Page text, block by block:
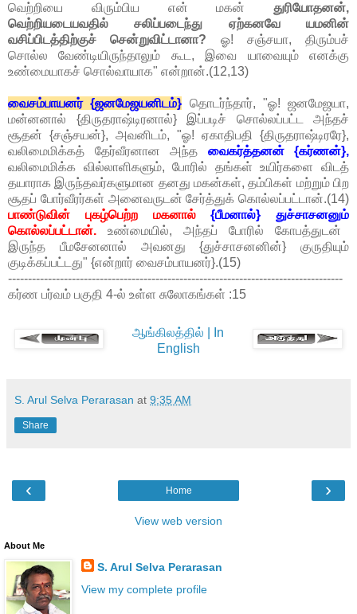
வெற்றியை விரும்பிய என் மகன் துரியோதனன்,
வெற்றியடையவதில் சலிப்படைந்து ஏற்கனவே யமனின்
வசிப்பிடத்திற்குச் சென்றுவிட்டானா? ஓ! சஞ்சயா, திரும்பச்
சொல்ல வேண்டியிருந்தாலும் கூட, இவை யாவையும் எனக்கு
உண்மையாகச் சொல்வாயாக" என்றான்.(12,13)
வைசம்பாயனர் {ஜனமேஜயனிடம்} தொடர்ந்தார், "ஓ! ஜனமேஜயா,
மன்னனால் {திருதராஷ்டிரனால்} இப்படிச் சொல்லப்பட்ட அந்தச்
சூதன் {சஞ்சயன்}, அவனிடம், "ஓ! ஏகாதிபதி {திருதராஷ்டிரரே},
வலிமைமிக்கத் தேர்வீரனான அந்த வைகர்த்தனன் {கர்ணன்},
வலிமைமிக்க வில்லாளிகளும், போரில் தங்கள் உயிர்களை விடத்
தயாராக இருந்தவர்களுமான தனது மகன்கள், தம்பிகள் மற்றும் பிற
சூதப் போர்வீரர்கள் அனைவருடன் சேர்த்துக் கொல்லப்பட்டான்.(14)
பாண்டுவின் புகழ்பெற்ற மகனால்{பீமனால்} துச்சாசனனும்
கொல்லப்பட்டான். உண்மையில், அந்தப் போரில் கோபத்துடன்
இருந்த பீமசேனனால் அவனது {துச்சாசனனின்} குருதியும்
குடிக்கப்பட்டது" {என்றார் வைசம்பாயனர்}.(15)
------------------------------------------------------------------------------------
கர்ண பர்வம் பகுதி 4-ல் உள்ள சுலோகங்கள் :15
ஆங்கிலத்தில் | In
English
S. Arul Selva Perarasan at 9:35 AM
Share
‹ ›
Home
View web version
About Me
S. Arul Selva Perarasan
View my complete profile